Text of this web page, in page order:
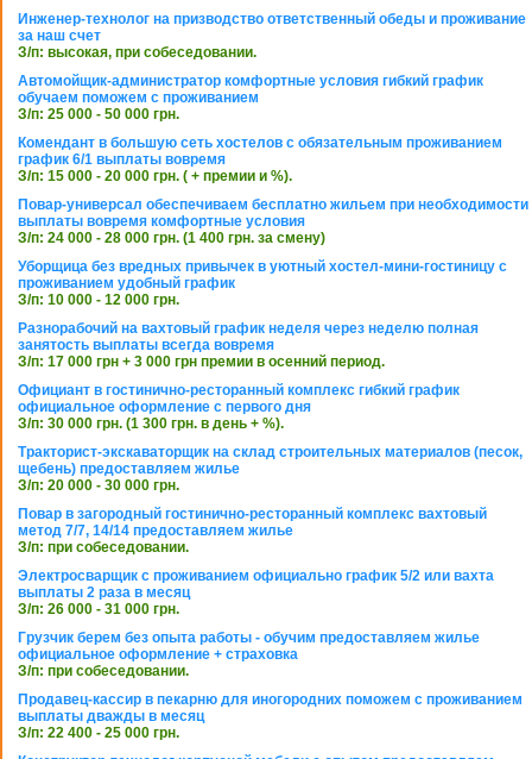
Инженер-технолог на призводство ответственный обеды и проживание
за наш счет
З/п: высокая, при собеседовании.
Автомойщик-администратор комфортные условия гибкий график
обучаем поможем с проживанием
З/п: 25 000 - 50 000 грн.
Комендант в большую сеть хостелов с обязательным проживанием
график 6/1 выплаты вовремя
З/п: 15 000 - 20 000 грн. ( + премии и %).
Повар-универсал обеспечиваем бесплатно жильем при необходимости
выплаты вовремя комфортные условия
З/п: 24 000 - 28 000 грн. (1 400 грн. за смену)
Уборщица без вредных привычек в уютный хостел-мини-гостиницу с
проживанием удобный график
З/п: 10 000 - 12 000 грн.
Разнорабочий на вахтовый график неделя через неделю полная
занятость выплаты всегда вовремя
З/п: 17 000 грн + 3 000 грн премии в осенний период.
Официант в гостинично-ресторанный комплекс гибкий график
официальное оформление с первого дня
З/п: 30 000 грн. (1 300 грн. в день + %).
Тракторист-экскаваторщик на склад строительных материалов (песок,
щебень) предоставляем жилье
З/п: 20 000 - 30 000 грн.
Повар в загородный гостинично-ресторанный комплекс вахтовый
метод 7/7, 14/14 предоставляем жилье
З/п: при собеседовании.
Электросварщик с проживанием официально график 5/2 или вахта
выплаты 2 раза в месяц
З/п: 26 000 - 31 000 грн.
Грузчик берем без опыта работы - обучим предоставляем жилье
официальное оформление + страховка
З/п: при собеседовании.
Продавец-кассир в пекарню для иногородних поможем с проживанием
выплаты дважды в месяц
З/п: 22 400 - 25 000 грн.